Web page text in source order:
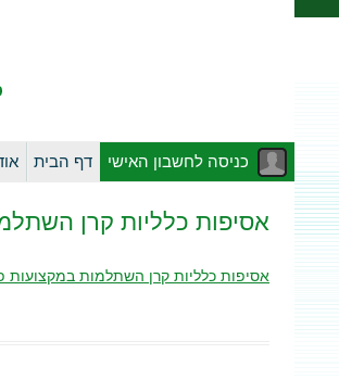
כניסה לחשבון האישי דף הבית
אסיפות כלליות קרן השתלמות במקצועות
אסיפות כלליות קרן השתלמות במקצועות פרח מה 01.01.2020 ועד